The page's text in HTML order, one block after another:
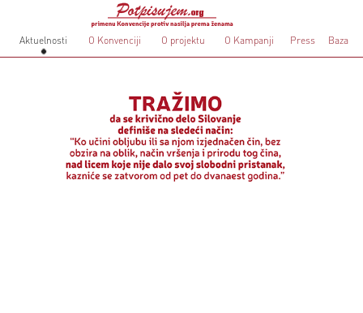
Aktuelnosti O Konvenciji O projektu O Kampanji Press Baza